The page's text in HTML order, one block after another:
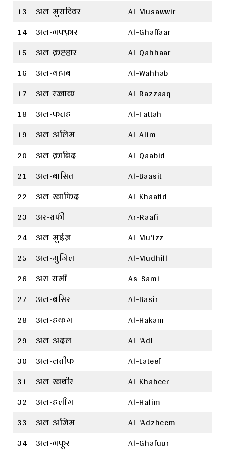
13
अल-मुसव्विर
Al-Musawwir
14
अल-गफ्फ़ार
Al-Ghaffaar
15
अल-क़ह्हार
Al-Qahhaar
16
अल-वहाब
Al-Wahhab
17
अल-रज्जाक
Al-Razzaaq
18
अल-फत्तह
Al-Fattah
19
अल-अलिम
Al-Alim
20
अल-क़ाबिद
Al-Qaabid
21
अल-बासित
Al-Baasit
22
अल-खाफिद
Al-Khaafid
23
अर-राफी
Ar-Raafi
24
अल-मुईज़
Al-Mu’izz
25
अल-मुजिल
Al-Mudhill
26
अस-समी
As-Sami
27
अल-बसिर
Al-Basir
28
अल-हकम
Al-Hakam
29
अल-अदल
Al-‘Adl
30
अल-लतीफ
Al-Lateef
31
अल-खबीर
Al-Khabeer
32
अल-हलीम
Al-Halim
33
अल-अजिम
Al-‘Adzheem
34
अल-गफूर
Al-Ghafuur